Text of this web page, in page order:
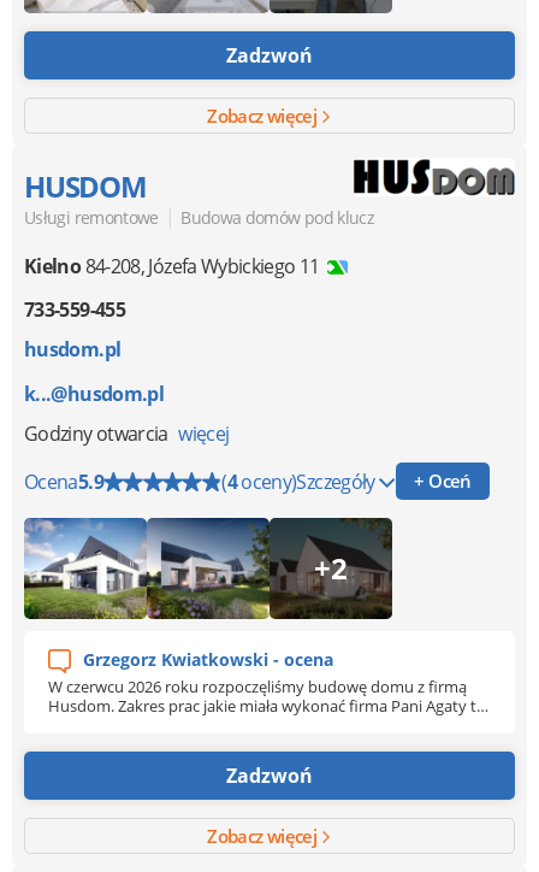
Zadzwoń
Zobacz więcej
HUSDOM
Usługi remontowe | Budowa domów pod klucz
Kielno84-208,Józefa Wybickiego 11
733-559-455
husdom.pl
k...@husdom.pl
Godziny otwarcia więcej
Ocena5.9 (4oceny)Szczegóły + Oceń
+2
Grzegorz Kwiatkowski - ocena
W czerwcu 2026 roku rozpoczęliśmy budowę domu z firmą
Husdom. Zakres prac jakie miała wykonać firma Pani Agaty to
pracowników, każdy z nich wiedział co ma robić. Prace
postepowały bardzo szybko. Ekipa Pana Mateusza zawsze z
cierpliwością odpowiadała na nasze pytania. Nie było również
problemów z dodatkowymi pracami, które nie wchodziły w
wykonawcę prać budowlanych. Pozdrawiam Panią Agate oraz
Zadzwoń
Zobacz więcej